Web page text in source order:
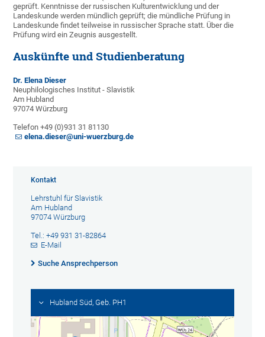
geprüft. Kenntnisse der russischen Kulturentwicklung und der
Landeskunde werden mündlich geprüft; die mündliche Prüfung in
Landeskunde findet teilweise in russischer Sprache statt. Über die
Prüfung wird ein Zeugnis ausgestellt.
Auskünfte und Studienberatung
Dr. Elena Dieser
Neuphilologisches Institut - Slavistik
Am Hubland
97074 Würzburg
Telefon +49 (0)931 31 81130
elena.dieser@uni-wuerzburg.de
Kontakt
Lehrstuhl für Slavistik
Am Hubland
97074 Würzburg
Tel.: +49 931 31-82864
E-Mail
Suche Ansprechperson
Hubland Süd, Geb. PH1